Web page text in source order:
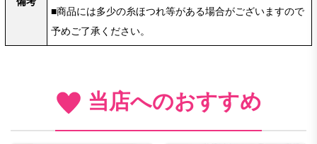
■商品には多少の糸ほつれ等がある場合がございますので
予めご了承ください。
当店へのおすすめ